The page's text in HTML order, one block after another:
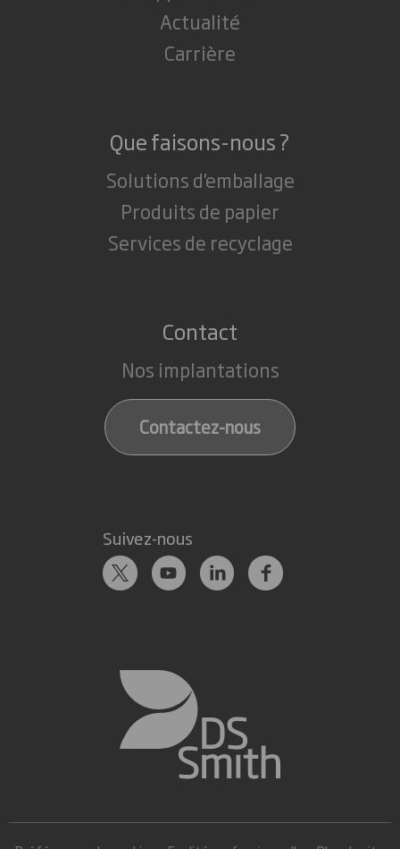
Actualité
Carrière
Que faisons-nous ?
Solutions d'emballage
Produits de papier
Services de recyclage
Contact
Nos implantations
Contactez-nous
Suivez-nous